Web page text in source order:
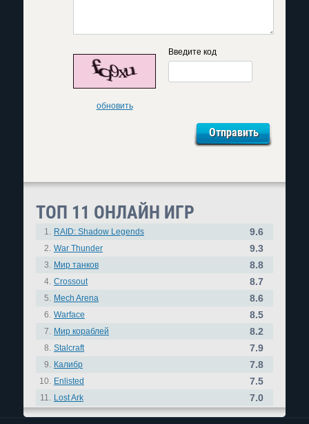
обновить
Введите код
ТОП 11 ОНЛАЙН ИГР
1. RAID: Shadow Legends 9.6
2. War Thunder 9.3
3. Мир танков 8.8
4. Crossout 8.7
5. Mech Arena 8.6
6. Warface 8.5
7. Мир кораблей 8.2
8. Stalcraft 7.9
9. Калибр 7.8
10. Enlisted 7.5
11. Lost Ark 7.0